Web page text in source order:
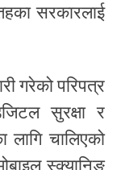
सरकारलाई
गरेको परिपत्र
सुरक्षा र
लागि चालिएको
स्क्यानिङ